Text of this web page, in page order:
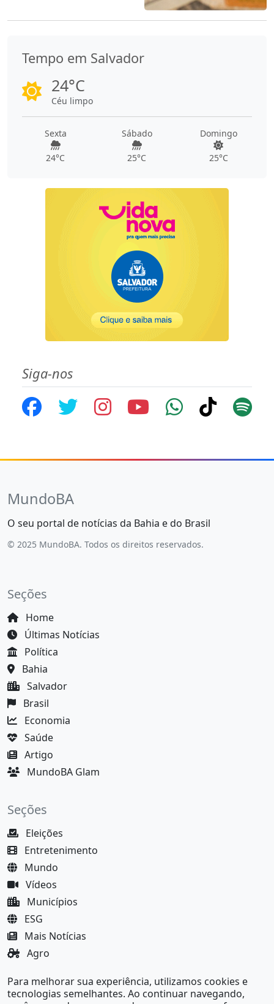
Tempo em Salvador
24°C
Céu limpo
Sexta
24°C
Sábado
25°C
Domingo
25°C
Siga-nos
MundoBA
O seu portal de notícias da Bahia e do Brasil
© 2025 MundoBA. Todos os direitos reservados.
Seções
Home
Últimas Notícias
Política
Bahia
Salvador
Brasil
Economia
Saúde
Artigo
MundoBA Glam
Seções
Eleições
Entretenimento
Mundo
Vídeos
Municípios
ESG
Mais Notícias
Agro
MundoBA Black
Para melhorar sua experiência, utilizamos cookies e
tecnologias semelhantes. Ao continuar navegando,